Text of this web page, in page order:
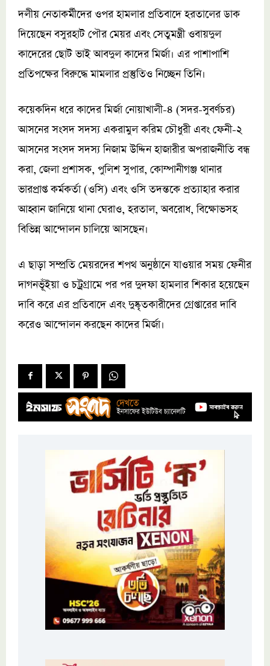
দলীয় নেতাকর্মীদের ওপর হামলার প্রতিবাদে হরতালের ডাক
দিয়েছেন বসুরহাট পৌর মেয়র এবং সেতুমন্ত্রী ওবায়দুল
কাদেরের ছোট ভাই আবদুল কাদের মির্জা। এর পাশাপাশি
প্রতিপক্ষের বিরুদ্ধে মামলার প্রস্তুতিও নিচ্ছেন তিনি।
কয়েকদিন ধরে কাদের মির্জা নোয়াখালী-৪ (সদর-সুবর্ণচর)
আসনের সংসদ সদস্য একরামুল করিম চৌধুরী এবং ফেনী-২
আসনের সংসদ সদস্য নিজাম উদ্দিন হাজারীর অপরাজনীতি বন্ধ
করা, জেলা প্রশাসক, পুলিশ সুপার, কোম্পানীগঞ্জ থানার
ভারপ্রাপ্ত কর্মকর্তা (ওসি) এবং ওসি তদন্তকে প্রত্যাহার করার
আহ্বান জানিয়ে থানা ঘেরাও, হরতাল, অবরোধ, বিক্ষোভসহ
বিভিন্ন আন্দোলন চালিয়ে আসছেন।
এ ছাড়া সম্প্রতি মেয়রদের শপথ অনুষ্ঠানে যাওয়ার সময় ফেনীর
দাগনভূঁইয়া ও চট্রগ্রামে পর পর দুদফা হামলার শিকার হয়েছেন
দাবি করে এর প্রতিবাদে এবং দুষ্কৃতকারীদের গ্রেপ্তারের দাবি
করেও আন্দোলন করছেন কাদের মির্জা।